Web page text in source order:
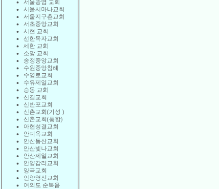
서울광염 교회
서울서마나교회
서울지구촌교회
서초중앙교회
서현 교회
선한목자교회
세한 교회
소망 교회
송정중앙교회
수원중앙침례
수영로교회
수유제일교회
승동 교회
신길교회
신반포교회
신촌교회(기성 )
신촌교회(통합)
아현성결교회
안디옥교회
안산동산교회
안산빛나교회
안산제일교회
안양감리교회
양곡교회
언양영신교회
여의도 순복음